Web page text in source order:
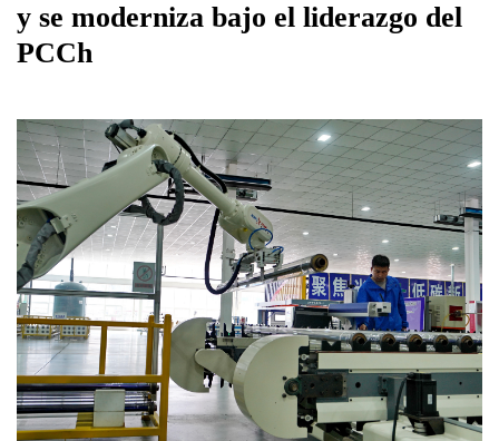
y se moderniza bajo el liderazgo del
PCCh